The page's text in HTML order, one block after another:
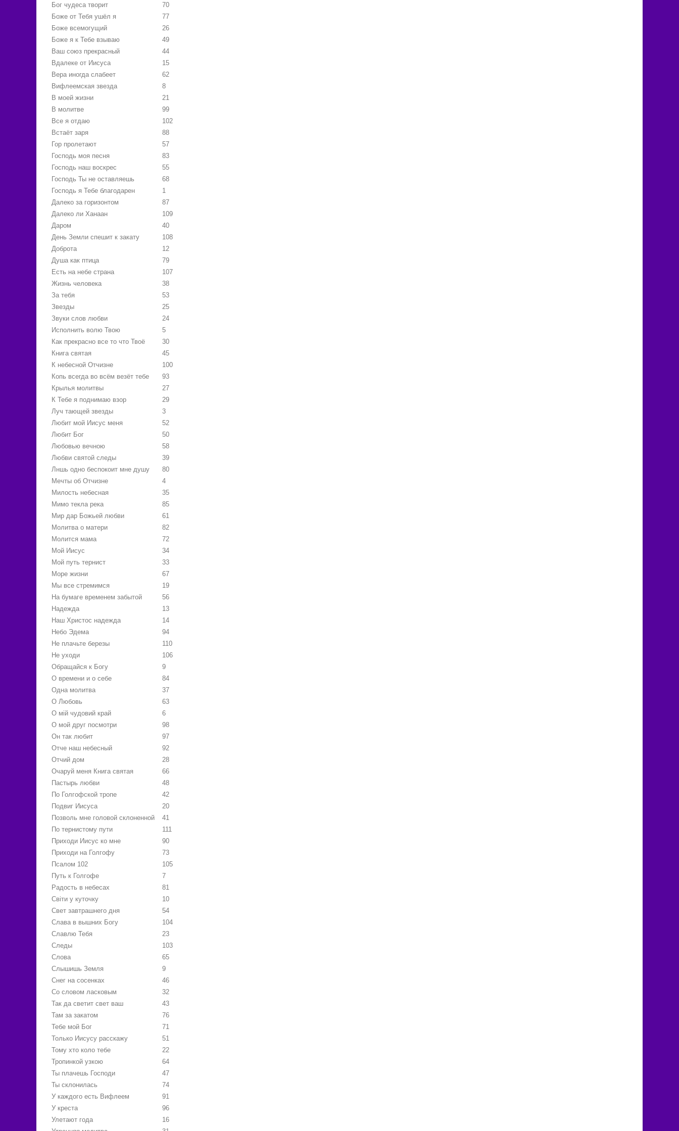
Бог чудеса творит
70
Боже от Тебя ушёл я
77
Боже всемогущий
26
Боже я к Тебе взываю
49
Ваш союз прекрасный
44
Вдалеке от Иисуса
15
Вера иногда слабеет
62
Вифлеемская звезда
8
В моей жизни
21
В молитве
99
Все я отдаю
102
Встаёт заря
88
Гор пролетают
57
Господь моя песня
83
Господь наш воскрес
55
Господь Ты не оставляешь
68
Господь я Тебе благодарен
1
Далеко за горизонтом
87
Далеко ли Ханаан
109
Даром
40
День Земли спешит к закату
108
Доброта
12
Душа как птица
79
Есть на небе страна
107
Жизнь человека
38
За тебя
53
Звезды
25
Звуки слов любви
24
Исполнить волю Твою
5
Как прекрасно все то что Твоё
30
Книга святая
45
К небесной Отчизне
100
Копь всегда во всём везёт тебе
93
Крылья молитвы
27
К Тебе я поднимаю взор
29
Луч тающей звезды
3
Любит мой Иисус меня
52
Любит Бог
50
Любовью вечною
58
Любви святой следы
39
Лншь одно беспокоит мне душу
80
Мечты об Отчизне
4
Милость небесная
35
Мимо текла река
85
Мир дар Божьей любви
61
Молитва о матери
82
Молится мама
72
Мой Иисус
34
Мой путь тернист
33
Море жизни
67
Мы все стремимся
19
На бумаге временем забытой
56
Надежда
13
Наш Христос надежда
14
Небо Эдема
94
Не плачьте березы
110
Не уходи
106
Обращайся к Богу
9
О времени и о себе
84
Одна молитва
37
О Любовь
63
О мій чудовий край
6
О мой друг посмотри
98
Он так любит
97
Отче наш небесный
92
Отчий дом
28
Очаруй меня Книга святая
66
Пастырь любви
48
По Голгофской тропе
42
Подвиг Иисуса
20
Позволь мне головой склоненной
41
По тернистому пути
111
Приходи Иисус ко мне
90
Приходи на Голгофу
73
Псалом 102
105
Путь к Голгофе
7
Радость в небесах
81
Свiти у куточку
10
Свет завтрашнего дня
54
Слава в вышних Богу
104
Славлю Тебя
23
Следы
103
Слова
65
Слышишь Земля
9
Снег на сосенках
46
Со словом ласковым
32
Так да светит свет ваш
43
Там за закатом
76
Тебе мой Бог
71
Только Иисусу расскажу
51
Тому хто коло тебе
22
Тропинкой узкою
64
Ты плачешь Господи
47
Ты склонилась
74
У каждого есть Вифлеем
91
У креста
96
Улетают года
16